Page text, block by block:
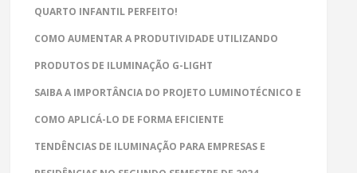
QUARTO INFANTIL PERFEITO!
COMO AUMENTAR A PRODUTIVIDADE UTILIZANDO
PRODUTOS DE ILUMINAÇÃO G-LIGHT
SAIBA A IMPORTÂNCIA DO PROJETO LUMINOTÉCNICO E
COMO APLICÁ-LO DE FORMA EFICIENTE
TENDÊNCIAS DE ILUMINAÇÃO PARA EMPRESAS E